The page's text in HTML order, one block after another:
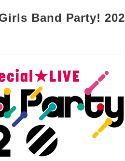
Band Party! 202